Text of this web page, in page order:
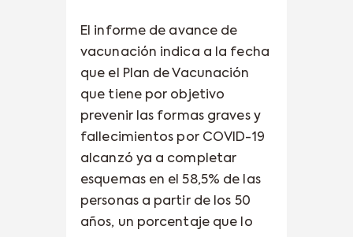
El informe de avance de
vacunación indica a la fecha
que el Plan de Vacunación
que tiene por objetivo
prevenir las formas graves y
fallecimientos por COVID-19
alcanzó ya a completar
esquemas en el 58,5% de las
personas a partir de los 50
años, un porcentaje que lo